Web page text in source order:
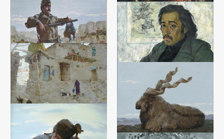
Ov o‘ljasi
Muhammadiyor Toshmurodov
Mato, moybo‘yoq (110x100) - 1995
Nusratullo
Muhammadiyor Toshmurodov
Mato, moybo‘yoq (100x95) - 1980